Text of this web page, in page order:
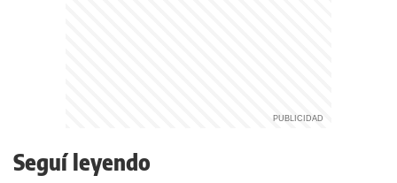
Seguí leyendo